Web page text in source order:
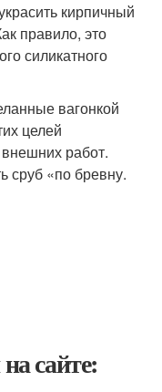
кирпичный
правило, это
силикатного
вагонкой
целей
работ.
сруб «по бревну.
сайте: